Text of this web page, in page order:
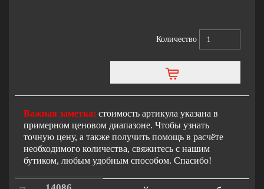
Количество
Важная заметка: стоимость артикула указана в
примерном ценовом диапазоне. Чтобы узнать
точную цену, а также получить помощь в расчёте
необходимого количества, свяжитесь с нашим
бутиком, любым удобным способом. Спасибо!